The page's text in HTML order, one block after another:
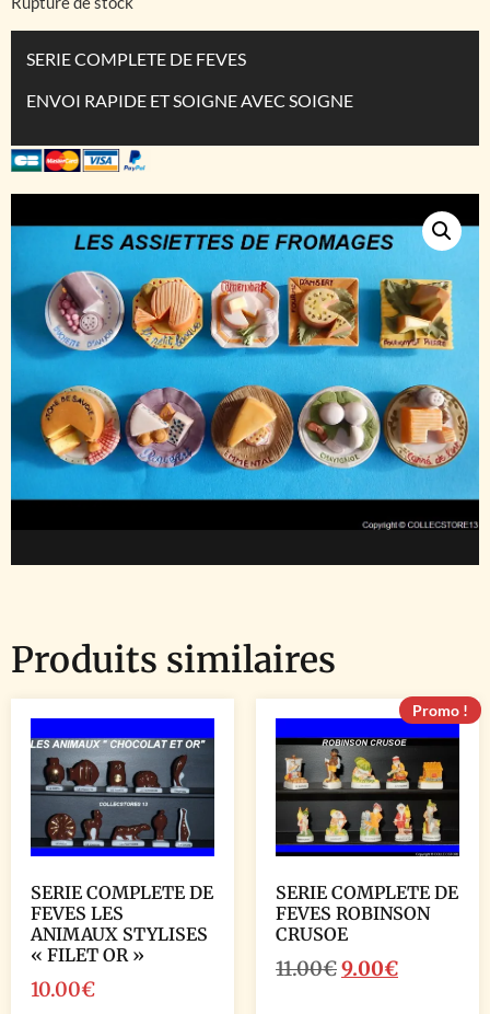
SERIE COMPLETE DE FEVES
ENVOI RAPIDE ET SOIGNE AVEC SOIGNE
Produits similaires
SERIE COMPLETE DE
FEVES LES
ANIMAUX STYLISES
« FILET OR »
10.00€
Promo !
SERIE COMPLETE DE
FEVES ROBINSON
CRUSOE
11.00€9.00€